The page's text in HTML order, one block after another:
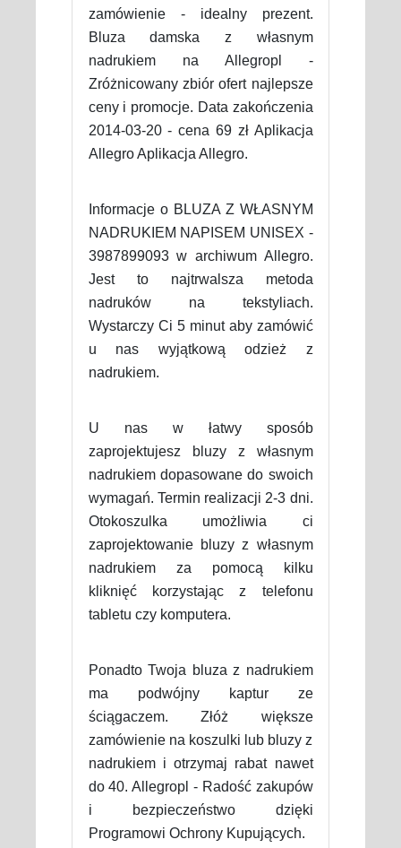
zamówienie - idealny prezent.
Bluza damska z własnym
nadrukiem na Allegropl -
Zróżnicowany zbiór ofert najlepsze
ceny i promocje. Data zakończenia
2014-03-20 - cena 69 zł Aplikacja
Allegro Aplikacja Allegro.
Informacje o BLUZA Z WŁASNYM
NADRUKIEM NAPISEM UNISEX -
3987899093 w archiwum Allegro.
Jest to najtrwalsza metoda
nadruków na tekstyliach.
Wystarczy Ci 5 minut aby zamówić
u nas wyjątkową odzież z
nadrukiem.
U nas w łatwy sposób
zaprojektujesz bluzy z własnym
nadrukiem dopasowane do swoich
wymagań. Termin realizacji 2-3 dni.
Otokoszulka umożliwia ci
zaprojektowanie bluzy z własnym
nadrukiem za pomocą kilku
kliknięć korzystając z telefonu
tabletu czy komputera.
Ponadto Twoja bluza z nadrukiem
ma podwójny kaptur ze
ściągaczem. Złóż większe
zamówienie na koszulki lub bluzy z
nadrukiem i otrzymaj rabat nawet
do 40. Allegropl - Radość zakupów
i bezpieczeństwo dzięki
Programowi Ochrony Kupujących.